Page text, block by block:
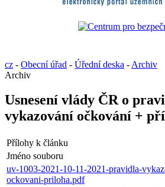
cz - Obecní úřad - Úřední deska - Archiv
Archiv
Usnesení vlády ČR o
vykazování očkování +
Přílohy k článku
Jméno souboru
uv-1003-2021-10-11-2021-pravidla-
ockovani-priloha.pdf